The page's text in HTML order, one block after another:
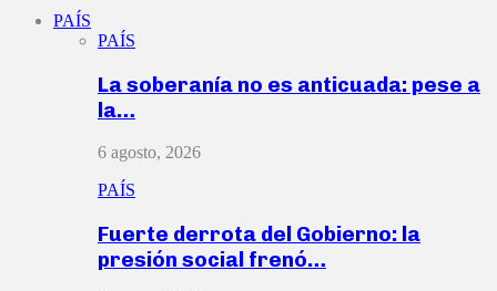
PAÍS
PAÍS
La soberanía no es anticuada: pese a
la…
6 agosto, 2026
PAÍS
Fuerte derrota del Gobierno: la
presión social frenó…